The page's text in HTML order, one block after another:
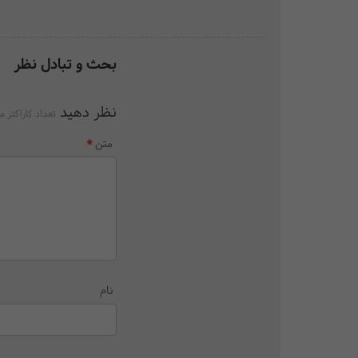
بحث و تبادل نظر
نظر دهید تعداد کاراکتر
متن
نام